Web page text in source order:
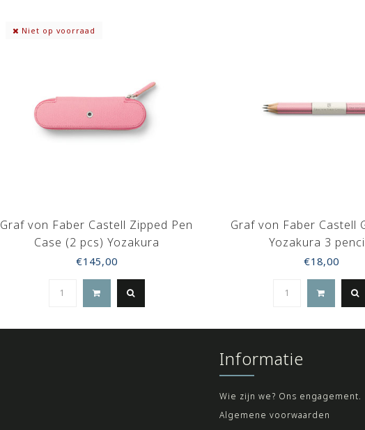
Niet op voorraad
Graf von Faber Castell Zipped Pen
Case (2 pcs) Yozakura
€145,00
Graf von Faber Castell
Yozakura 3
€18,00
Informatie
Wie zijn we? Ons engagement.
Algemene voorwaarden